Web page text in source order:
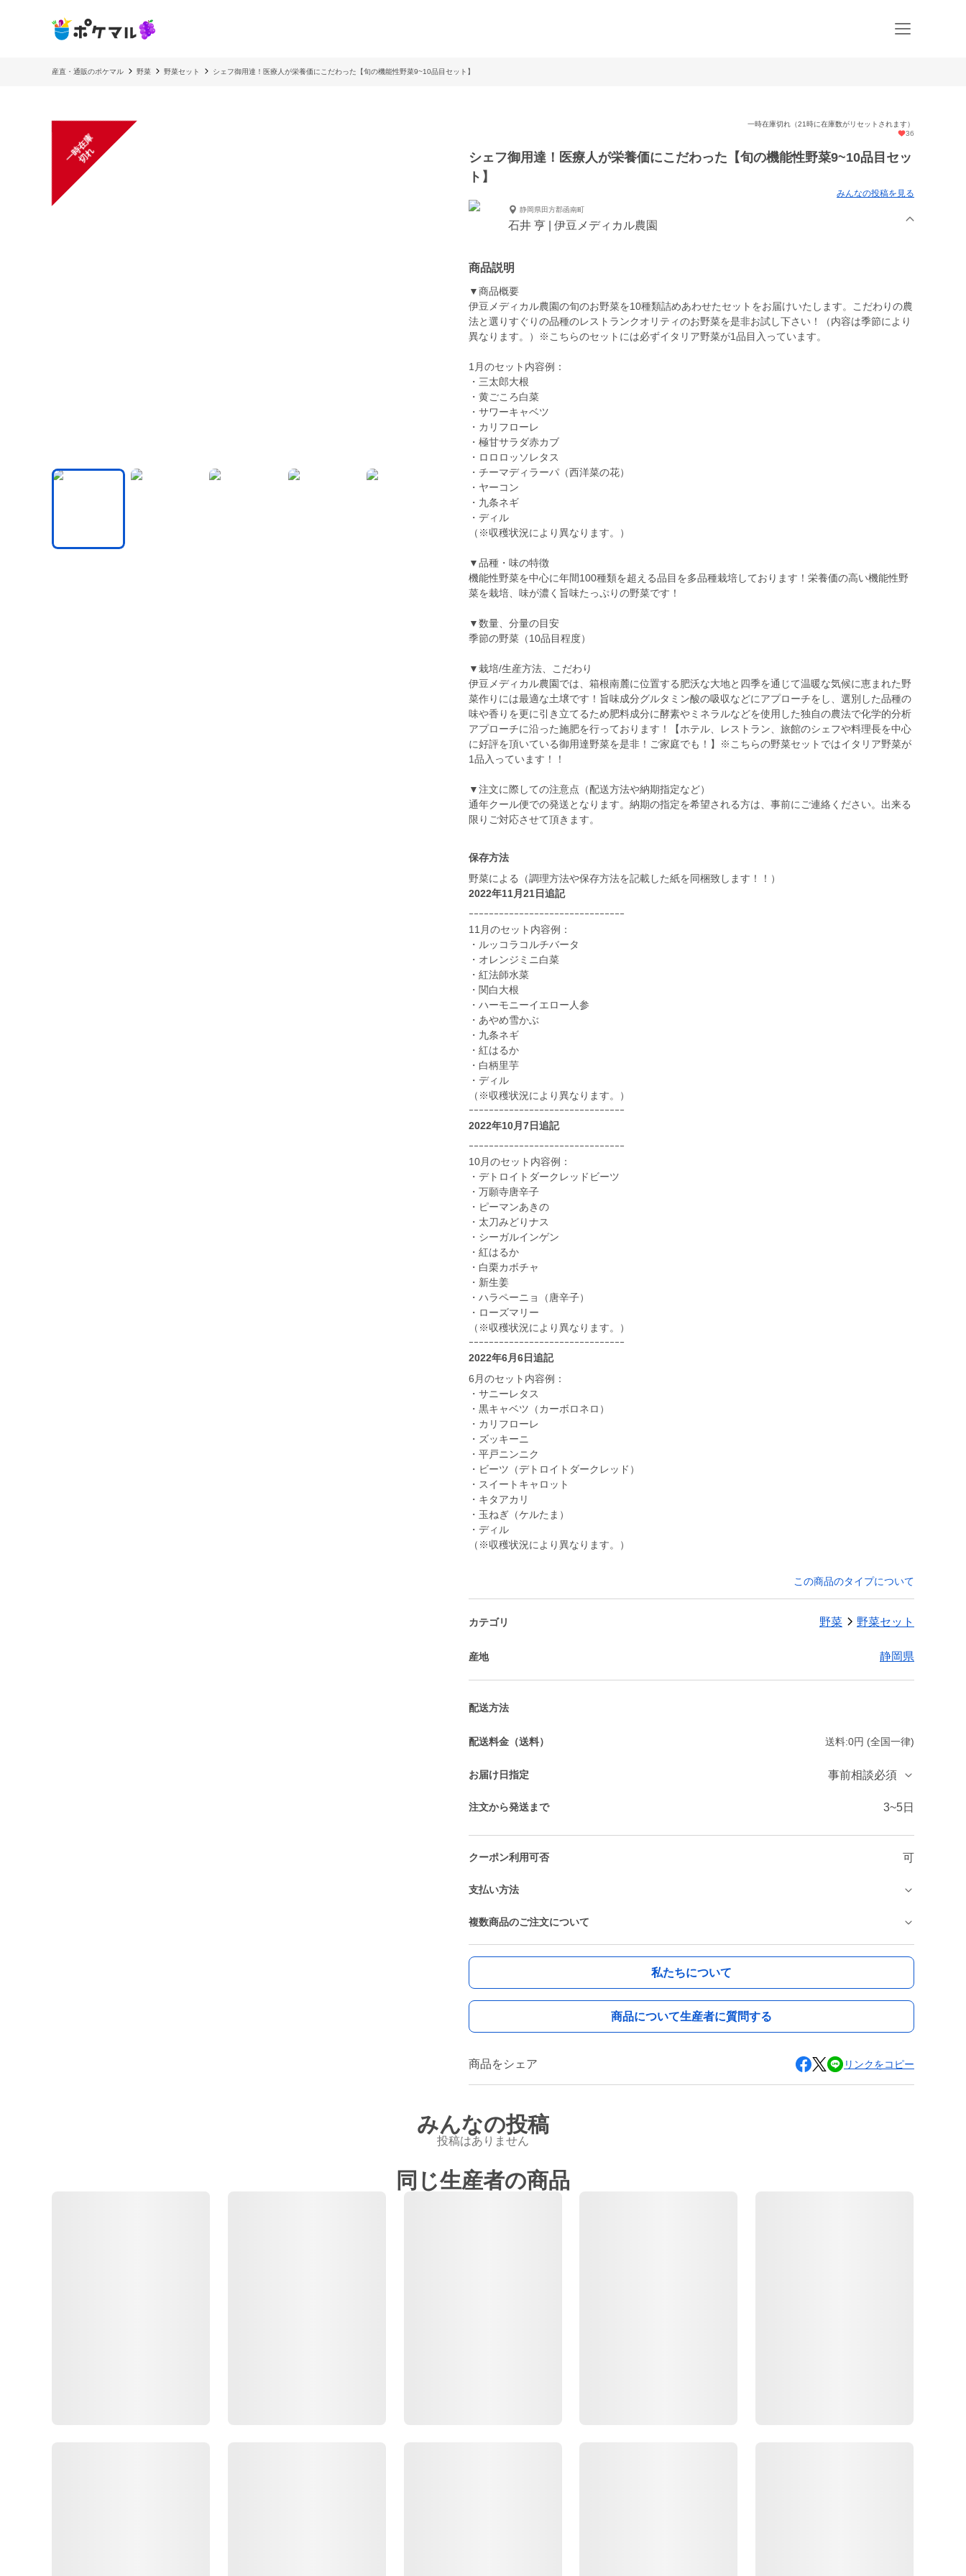
産直・通販のポケマル 野菜 野菜セット シェフ御用達！医療人が栄養価にこだわった【旬の機能性野菜9~10品目セット】
一
時
在
庫
切
れ
一時在庫切れ（21時に在庫数がリセットされます）
36
シェフ御用達！医療人が栄養価にこだわった【旬の機能性野菜9~10品目セッ
ト】
みんなの投稿を見る
静岡県田方郡函南町
石井 亨 | 伊豆メディカル農園
商品説明
▼商品概要
伊豆メディカル農園の旬のお野菜を10種類詰めあわせたセットをお届けいたします。こだわりの農
法と選りすぐりの品種のレストランクオリティのお野菜を是非お試し下さい！（内容は季節により
異なります。）※こちらのセットには必ずイタリア野菜が1品目入っています。
1月のセット内容例：
・三太郎大根
・黄ごころ白菜
・サワーキャベツ
・カリフローレ
・極甘サラダ赤カブ
・ロロロッソレタス
・チーマディラーパ（西洋菜の花）
・ヤーコン
・九条ネギ
・ディル
（※収穫状況により異なります。）
▼品種・味の特徴
機能性野菜を中心に年間100種類を超える品目を多品種栽培しております！栄養価の高い機能性野
菜を栽培、味が濃く旨味たっぷりの野菜です！
▼数量、分量の目安
季節の野菜（10品目程度）
▼栽培/生産方法、こだわり
伊豆メディカル農園では、箱根南麓に位置する肥沃な大地と四季を通じて温暖な気候に恵まれた野
菜作りには最適な土壌です！旨味成分グルタミン酸の吸収などにアプローチをし、選別した品種の
味や香りを更に引き立てるため肥料成分に酵素やミネラルなどを使用した独自の農法で化学的分析
アプローチに沿った施肥を行っております！【ホテル、レストラン、旅館のシェフや料理長を中心
に好評を頂いている御用達野菜を是非！ご家庭でも！】※こちらの野菜セットではイタリア野菜が
1品入っています！！
▼注文に際しての注意点（配送方法や納期指定など）
通年クール便での発送となります。納期の指定を希望される方は、事前にご連絡ください。出来る
限りご対応させて頂きます。
保存方法
野菜による（調理方法や保存方法を記載した紙を同梱致します！！）
2022年11月21日追記
ｰｰｰｰｰｰｰｰｰｰｰｰｰｰｰｰｰｰｰｰｰｰｰｰｰｰｰｰｰｰｰ
11月のセット内容例：
・ルッコラコルチバータ
・オレンジミニ白菜
・紅法師水菜
・関白大根
・ハーモニーイエロー人参
・あやめ雪かぶ
・九条ネギ
・紅はるか
・白柄里芋
・ディル
（※収穫状況により異なります。）
ｰｰｰｰｰｰｰｰｰｰｰｰｰｰｰｰｰｰｰｰｰｰｰｰｰｰｰｰｰｰｰ
2022年10月7日追記
ｰｰｰｰｰｰｰｰｰｰｰｰｰｰｰｰｰｰｰｰｰｰｰｰｰｰｰｰｰｰｰ
10月のセット内容例：
・デトロイトダークレッドビーツ
・万願寺唐辛子
・ピーマンあきの
・太刀みどりナス
・シーガルインゲン
・紅はるか
・白栗カボチャ
・新生姜
・ハラペーニョ（唐辛子）
・ローズマリー
（※収穫状況により異なります。）
ｰｰｰｰｰｰｰｰｰｰｰｰｰｰｰｰｰｰｰｰｰｰｰｰｰｰｰｰｰｰｰ
2022年6月6日追記
6月のセット内容例：
・サニーレタス
・黒キャベツ（カーボロネロ）
・カリフローレ
・ズッキーニ
・平戸ニンニク
・ビーツ（デトロイトダークレッド）
・スイートキャロット
・キタアカリ
・玉ねぎ（ケルたま）
・ディル
（※収穫状況により異なります。）
この商品のタイプについて
カテゴリ 野菜 野菜セット
産地 静岡県
配送方法
配送料金（送料） 送料:0円 (全国一律)
お届け日指定 事前相談必須
注文から発送まで 3~5日
クーポン利用可否 可
支払い方法
複数商品のご注文について
私たちについて
商品について生産者に質問する
商品をシェア リンクをコピー
みんなの投稿
投稿はありません
同じ生産者の商品